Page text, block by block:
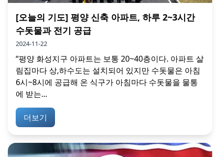
[오늘의 기도] 평양 신축 아파트, 하루 2~3시간
수돗물과 전기 공급
2024-11-22
“평양 화성지구 아파트는 보통 20~40층이다. 아파트 살
림집마다 상,하수도는 설치되어 있지만 수돗물은 아침
6시~8시에 공급해 온 식구가 아침마다 수돗물을 물통
에 받는...
더보기